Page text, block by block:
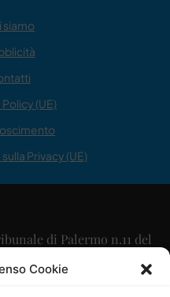
Cookie
siamo
(UE)
Privacy (UE)
di Palermo n.11 del